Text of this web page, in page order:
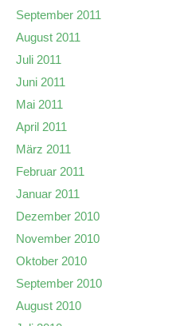
September 2011
August 2011
Juli 2011
Juni 2011
Mai 2011
April 2011
März 2011
Februar 2011
Januar 2011
Dezember 2010
November 2010
Oktober 2010
September 2010
August 2010